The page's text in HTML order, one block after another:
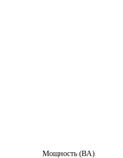
Мощность (ВА)